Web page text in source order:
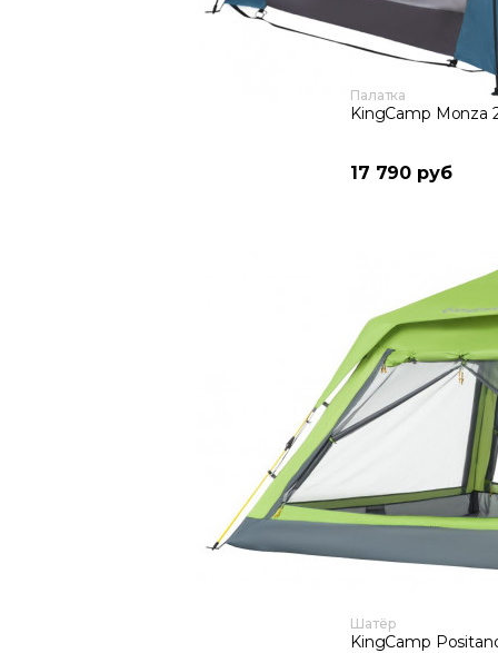
Палатка
KingCamp Monza
17 790 руб
Шатёр
KingCamp